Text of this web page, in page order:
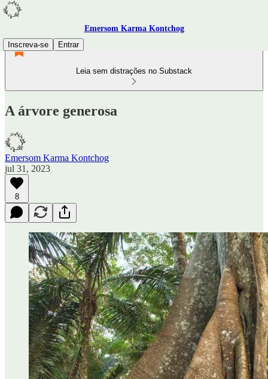
Emersom Karma Kontchog
Inscreva-se
Entrar
Leia sem distrações no Substack
A árvore generosa
Emersom Karma Kontchog
jul 31, 2023
8